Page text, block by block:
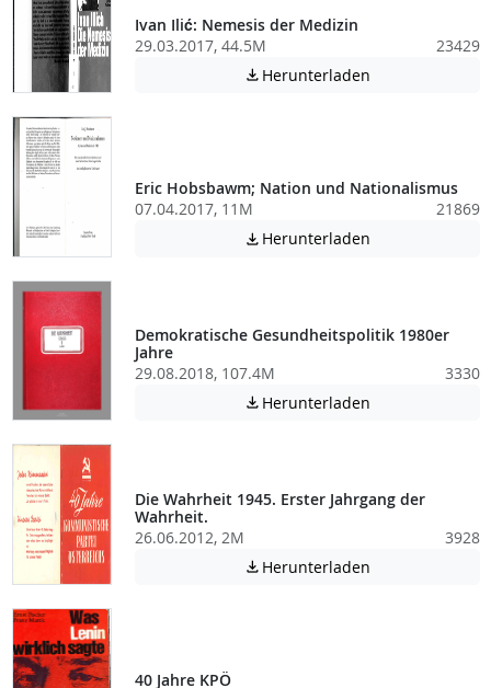
Ivan Ilić: Nemesis der Medizin
29.03.2017, 44.5M
23429
 Herunterladen
Eric Hobsbawm; Nation und Nationalismus
07.04.2017, 11M
21869
 Herunterladen
Demokratische Gesundheitspolitik 1980er
Jahre
29.08.2018, 107.4M
3330
 Herunterladen
Die Wahrheit 1945. Erster Jahrgang der
Wahrheit.
26.06.2012, 2M
3928
 Herunterladen
40 Jahre KPÖ